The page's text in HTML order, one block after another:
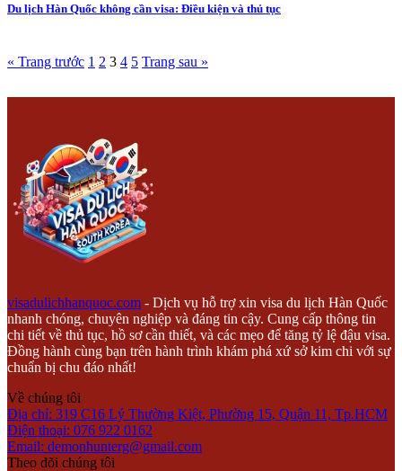
Du lịch Hàn Quốc không cần visa: Điều kiện và thủ tục
« Trang trước 1 2 3 4 5 Trang sau »
visadulichhanquoc.com - Dịch vụ hỗ trợ xin visa du lịch Hàn Quốc
nhanh chóng, chuyên nghiệp và đáng tin cậy. Cung cấp thông tin
chi tiết về thủ tục, hồ sơ cần thiết, và các mẹo để tăng tỷ lệ đậu visa.
Đồng hành cùng bạn trên hành trình khám phá xứ sở kim chi với sự
chuẩn bị chu đáo nhất!
Về chúng tôi
Địa chỉ: 319 C16 Lý Thường Kiệt, Phường 15, Quận 11, Tp.HCM
Điện thoại: 076 922 0162
Email: demonhunterg@gmail.com
Theo dõi chúng tôi